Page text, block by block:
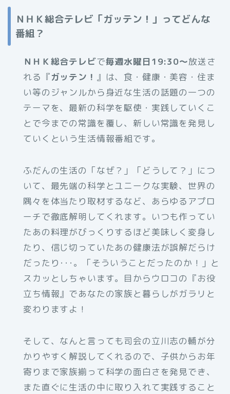
ＮＨＫ総合テレビ「ガッテン！」ってどんな
番組？
ＮＨＫ総合テレビで毎週水曜日19:30～放送さ
れる『ガッテン！ 』は、食・健康・美容・住ま
い等のジャンルから身近な生活の話題の一つの
テーマを、最新の科学を駆使・実践していくこ
とで今までの常識を覆し、新しい常識を発見し
ていくという生活情報番組です。
ふだんの生活の「なぜ？」「どうして？」につ
いて、最先端の科学とユニークな実験、世界の
隅々を体当たり取材するなど、あらゆるアプロ
ーチで徹底解明してくれます。いつも作ってい
たあの料理がびっくりするほど美味しく変身し
たり、信じ切っていたあの健康法が誤解だらけ
だったり･･･。「そういうことだったのか！」と
スカッとしちゃいます。目からウロコの『お役
立ち情報』であなたの家族と暮らしがガラリと
変わりますよ！
そして、なんと言っても司会の立川志の輔が分
かりやすく解説してくれるので、子供からお年
寄りまで家族揃って科学の面白さを発見でき、
また直ぐに生活の中に取り入れて実践すること